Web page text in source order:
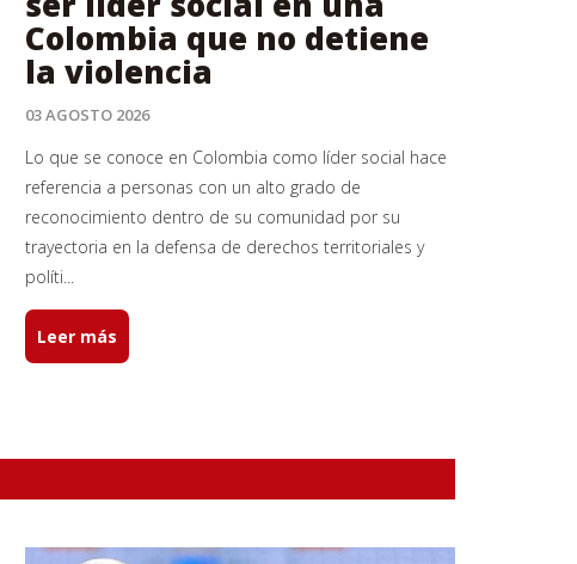
Colombia que no detiene
la violencia
03 AGOSTO 2026
Lo que se conoce en Colombia como líder social hace
referencia a personas con un alto grado de
reconocimiento dentro de su comunidad por su
trayectoria en la defensa de derechos territoriales y
políti...
Leer más